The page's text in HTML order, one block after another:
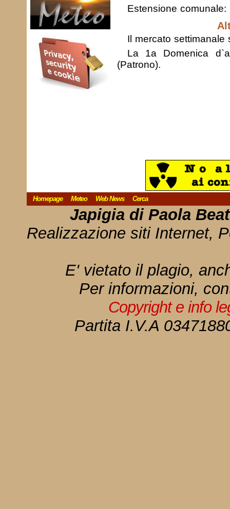
Estensione comunale:
Il mercato
La 1a Domenica
(Patrono).
Homepage Meteo Web News Cerca
Japigia di Paola
Realizzazione siti Internet,
E' vietato il plagio,
Per informazioni,
Copyright e info
Partita I.V.A